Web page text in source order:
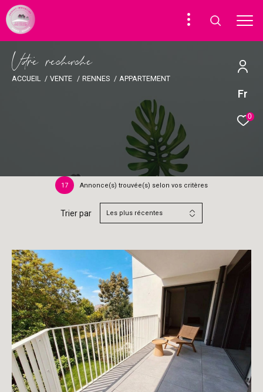
Fr
0
Vore recece
ACCUEIL VENTE RENNES APPARTEMENT
17 Annonce(s) trouvée(s) selon vos critères
Trier par Les plus récentes